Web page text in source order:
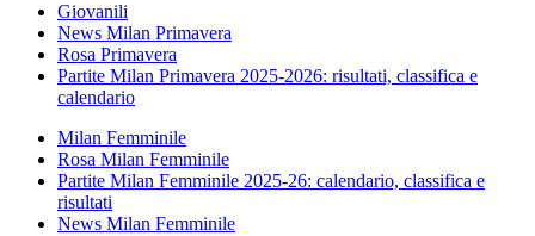
Giovanili
News Milan Primavera
Rosa Primavera
Partite Milan Primavera 2025-2026: risultati, classifica e
calendario
Milan Femminile
Rosa Milan Femminile
Partite Milan Femminile 2025-26: calendario, classifica e
risultati
News Milan Femminile